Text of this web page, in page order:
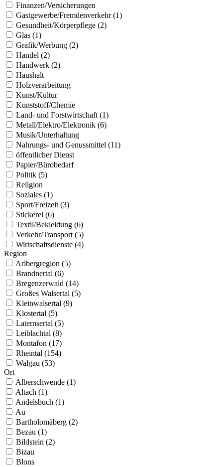
Finanzen/Versicherungen
Gastgewerbe/Fremdenverkehr (1)
Gesundheit/Körperpflege (2)
Glas (1)
Grafik/Werbung (2)
Handel (2)
Handwerk (2)
Haushalt
Holzverarbeitung
Kunst/Kultur
Kunststoff/Chemie
Land- und Forstwirtschaft (1)
Metall/Elektro/Elektronik (6)
Musik/Unterhaltung
Nahrungs- und Genussmittel (11)
öffentlicher Dienst
Papier/Bürobedarf
Politik (5)
Religion
Soziales (1)
Sport/Freizeit (3)
Stickerei (6)
Textil/Bekleidung (6)
Verkehr/Transport (5)
Wirtschaftsdienste (4)
Region
Arlbergregion (5)
Brandnertal (6)
Bregenzerwald (14)
Großes Walsertal (5)
Kleinwalsertal (9)
Klostertal (5)
Laternsertal (5)
Leiblachtal (8)
Montafon (17)
Rheintal (154)
Walgau (53)
Ort
Alberschwende (1)
Altach (1)
Andelsbuch (1)
Au
Bartholomäberg (2)
Bezau (1)
Bildstein (2)
Bizau
Blons